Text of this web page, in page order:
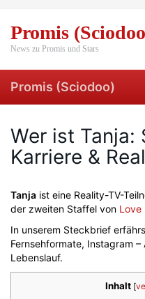
main
content
Promis
News zu Promis und Stars
Promis (Sciodoo)
Wer ist Tanja:
Karriere &
Tanja ist eine Reality-TV-
der zweiten Staffel von Love
In unserem Steckbrief
Fernsehformate, Instagram
Lebenslauf.
Inhalt [